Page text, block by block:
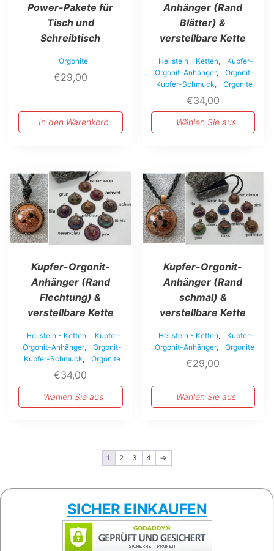
Power-Pakete für
Tisch und
Schreibtisch
Orgonite
€29,00
In den Warenkorb
Anhänger (Rand
Blätter) &
verstellbare Kette
Heilstein - Ketten,
Kupfer-
Orgonit-Anhänger,
Orgonit-
Kupfer-Schmuck, Orgonite
€34,00
Wählen Sie aus
Produktseite
gewählt
Kupfer-Orgonit-
Anhänger (Rand
Flechtung) &
verstellbare Kette
Heilstein - Ketten,
Kupfer-
Orgonit-Anhänger,
Orgonit-
Kupfer-Schmuck, Orgonite
€34,00
Wählen Sie aus
Dieses
Produkt
weist
mehrere
Varianten
auf.
Die
können
Produktseite
gewählt
Kupfer-Orgonit-
Anhänger (Rand
schmal) &
verstellbare Kette
Heilstein - Ketten,
Kupfer-
Orgonit-Anhänger, Orgonite
€29,00
Wählen Sie aus
Dieses
Produkt
weist
mehrere
Varianten
auf.
Die
können
Produktseite
gewählt
1 2 3 4 →
SICHER EINKAUFEN